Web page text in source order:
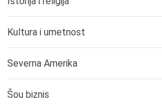
Kultura i umetnost
Severna Amerika
Šou biznis